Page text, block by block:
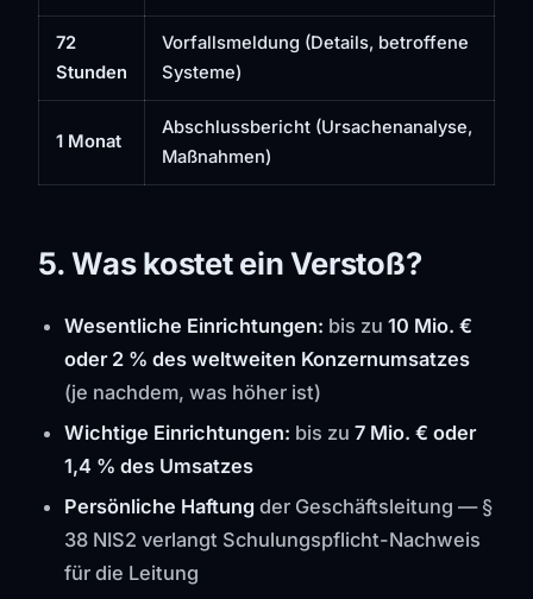
72
Stunden
Vorfallsmeldung (Details, betroffene
Systeme)
1 Monat
Abschlussbericht (Ursachenanalyse,
Maßnahmen)
5. Was kostet ein Verstoß?
Wesentliche Einrichtungen: bis zu10 Mio. €
oder 2 % des weltweiten Konzernumsatzes
(je nachdem, was höher ist)
Wichtige Einrichtungen: bis zu7 Mio. € oder
1,4 % des Umsatzes
Persönliche Haftung der Geschäftsleitung — §
38 NIS2 verlangt Schulungspflicht-Nachweis
für die Leitung